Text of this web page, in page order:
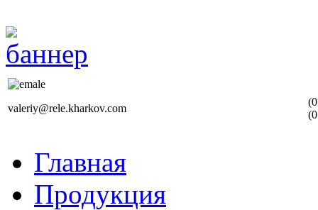
valeriy@rele.kharkov.com
Главная
Продукция